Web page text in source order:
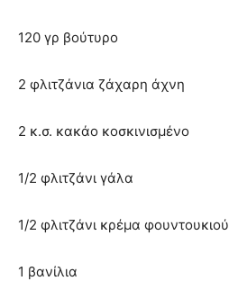
120 γρ βούτυρο
2 φλιτζάνια ζάχαρη άχνη
2 κ.σ. κακάο κοσκινισμένο
1/2 φλιτζάνι γάλα
1/2 φλιτζάνι κρέμα φουντουκιού
1 βανίλια